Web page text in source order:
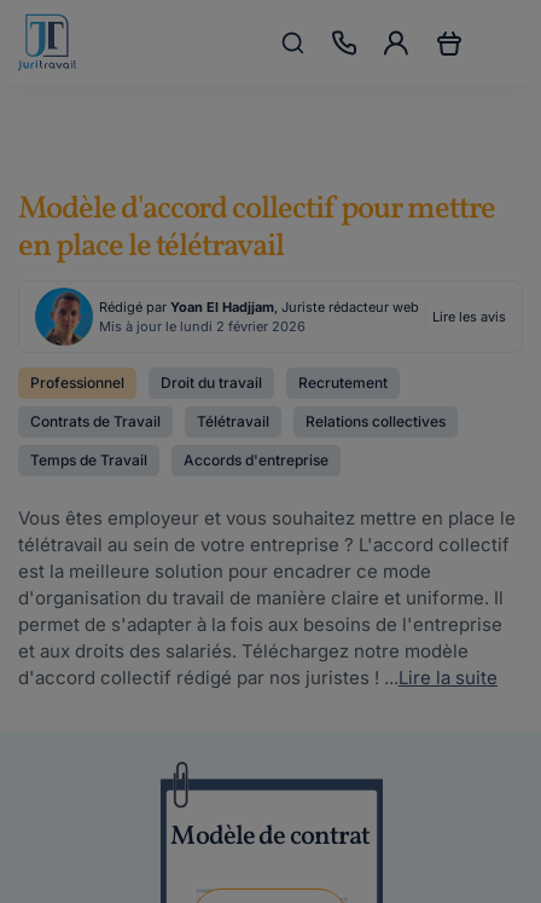
Modèle de contrat
Modèle d'accord collectif pour mettre
en place le télétravail
Rédigé par Yoan El Hadjjam, Juriste rédacteur web
Mis à jour le lundi 2 février 2026
Lire les avis
Professionnel Droit du travail Recrutement
Contrats de Travail Télétravail Relations collectives
Temps de Travail Accords d'entreprise
Vous êtes employeur et vous souhaitez mettre en place le
télétravail au sein de votre entreprise ? L'accord collectif
est la meilleure solution pour encadrer ce mode
d'organisation du travail de manière claire et uniforme. Il
permet de s'adapter à la fois aux besoins de l'entreprise
et aux droits des salariés. Téléchargez notre modèle
d'accord collectif rédigé par nos juristes ! ...Lire la suite